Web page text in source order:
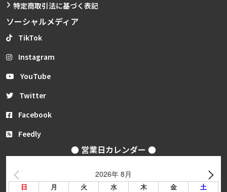
特定商取引法に基づく表記
ソーシャルメディア
TikTok
Instagram
YouTube
Twitter
Facebook
Feedly
● 営業日カレンダー ●
2026年 8月
日 月 火 水 木 金 土